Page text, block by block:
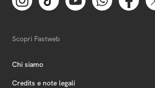
Scopri Fastweb
Chi siamo
Credits e note legali